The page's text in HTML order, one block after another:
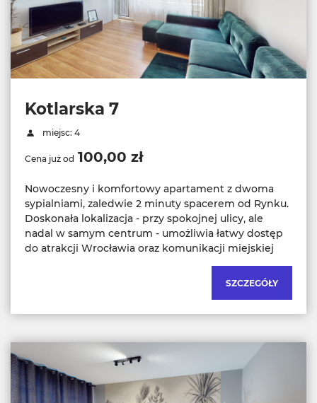
Kotlarska 7
miejsc: 4
Cena już od 100,00 zł
Nowoczesny i komfortowy apartament z dwoma
sypialniami, zaledwie 2 minuty spacerem od Rynku.
Doskonała lokalizacja - przy spokojnej ulicy, ale
nadal w samym centrum - umożliwia łatwy dostęp
do atrakcji Wrocławia oraz komunikacji miejskiej
SZCZEGÓŁY